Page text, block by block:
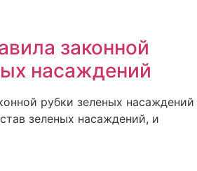
законной
насаждений
рубки зеленых насаждений
зеленых насаждений, и